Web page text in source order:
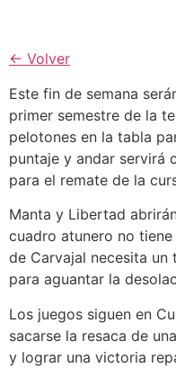
← Volver
Este fin de semana
primer semestre de la
pelotones en la tabla
puntaje y andar servirá
para el remate de la
Manta y Libertad
cuadro atunero no
de Carvajal necesita
para aguantar la
Los juegos siguen en
sacarse la resaca de
y lograr una victoria